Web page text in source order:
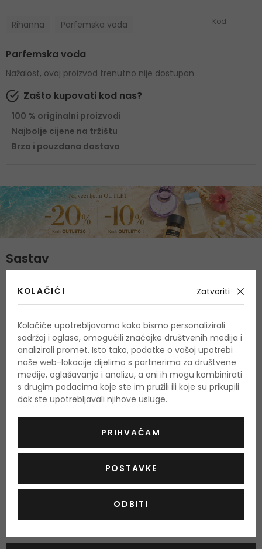
Rihanna Parfemska voda Kod:
Parfemska voda
Nažalost, ovaj proizvod trenutno nije dostupan
Zašto kupovati kod nas?
100 % originalni proizvodi
Najbolje cijene na tržištu
Brza i pouzdana dostava
Sastav
Gornje note
crvene bobice, breskva, šljiva
Srednje note
ljubičica, kokos, tuberoza, hibiskus
Bazne note
vanilija, mošus, pačuli, ambra
O proizvodu
Još nema recenzija za ovaj proizvod.
KOLAČIĆI Zatvoriti
Kolačiće upotrebljavamo kako bismo personalizirali
sadržaj i oglase, omogućili značajke društvenih medija i
analizirali promet. Isto tako, podatke o vašoj upotrebi
naše web-lokacije dijelimo s partnerima za društvene
medije, oglašavanje i analizu, a oni ih mogu kombinirati
s drugim podacima koje ste im pružili ili koje su prikupili
dok ste upotrebljavali njihove usluge.
PRIHVAĆAM
POSTAVKE
ODBITI